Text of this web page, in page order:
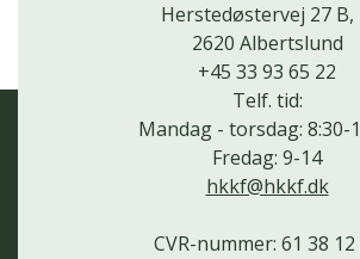
Herstedøstervej 27 B,
2620 Albertslund
+45 33 93 65 22
Telf. tid:
Mandag - torsdag: 8:30-
Fredag: 9-14
hkkf@hkkf.dk
CVR-nummer: 61 38 12